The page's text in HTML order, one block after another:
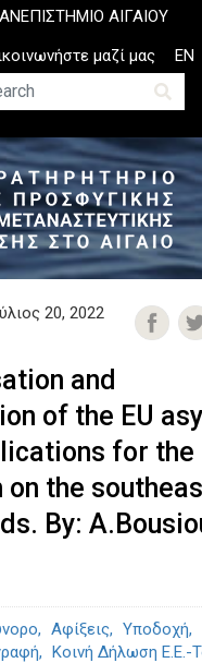
ΑΙΓΑΙΟΥ
μαζί μας
EN
20, 2022
and
of the EU
for the
the
By:
Αφίξεις
Υποδοχή
Κοινή Δήλωση Ε.Ε.-